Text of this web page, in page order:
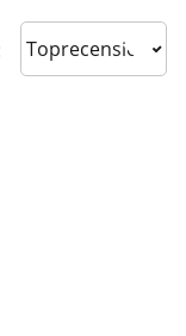
Sort reviews